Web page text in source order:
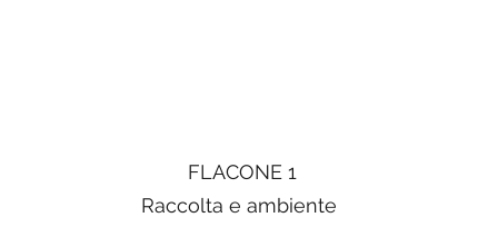
FLACONE 1
Raccolta e ambiente